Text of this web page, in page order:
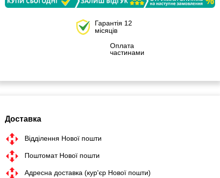
Гарантія 12
місяців
Оплата
частинами
Доставка
Відділення Нової пошти
Поштомат Нової пошти
Адресна доставка (кур'єр Нової пошти)